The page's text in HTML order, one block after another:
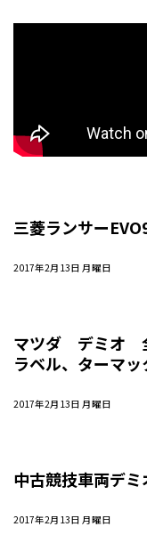
三菱ランサー
2017年2月13日 月曜日
マツダ デミオ
ラベル、ターマッ
2017年2月13日 月曜日
中古競技車両デ
2017年2月13日 月曜日